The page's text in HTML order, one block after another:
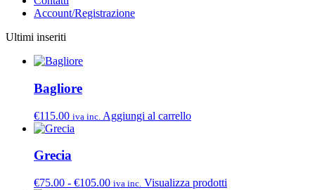
Account/Registrazione
Ultimi inseriti
Bagliore
€115.00 iva inc. Aggiungi al carrello
Grecia
€75.00 - €105.00Fascia
iva inc. Visualizza prodotti